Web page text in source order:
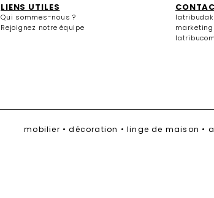
LIENS UTILES
Qui sommes-nous ?
Rejoignez notre équipe
mobilier • décoration • linge de maison •